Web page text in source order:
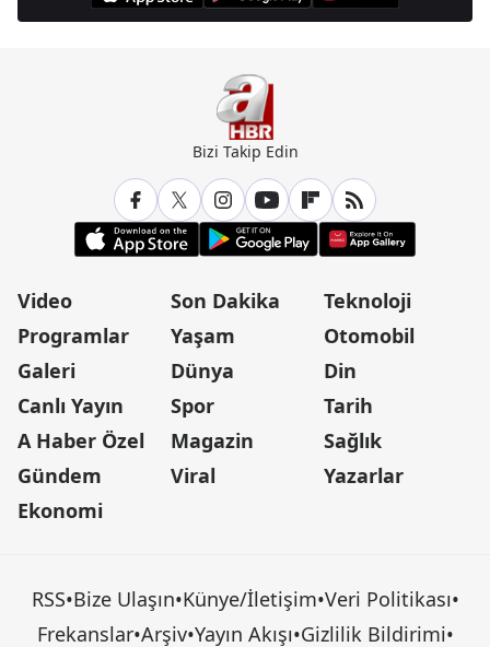
Bizi Takip Edin
Video
Programlar
Galeri
Canlı Yayın
A Haber Özel
Gündem
Ekonomi
Son Dakika
Yaşam
Dünya
Spor
Magazin
Viral
Teknoloji
Otomobil
Din
Tarih
Sağlık
Yazarlar
RSS•Bize Ulaşın•Künye/İletişim•Veri Politikası•
Frekanslar•Arşiv•Yayın Akışı•Gizlilik Bildirimi•